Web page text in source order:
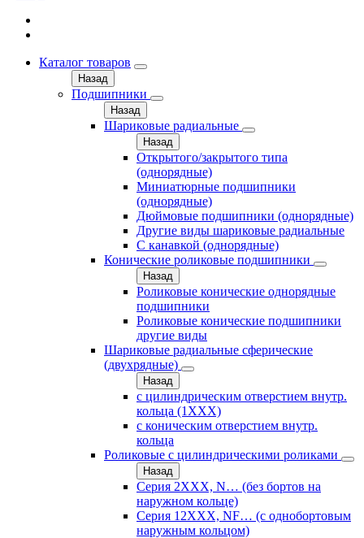
Каталог товаров
Назад
Подшипники
Назад
Шариковые радиальные
Назад
Открытого/закрытого типа
(однорядные)
Миниатюрные подшипники
(однорядные)
Дюймовые подшипники (однорядные)
Другие виды шариковые радиальные
С канавкой (однорядные)
Конические роликовые подшипники
Назад
Роликовые конические однорядные
подшипники
Роликовые конические подшипники
другие виды
Шариковые радиальные сферические
(двухрядные)
Назад
с цилиндрическим отверстием внутр.
кольца (1ХХХ)
с коническим отверстием внутр.
кольца
Роликовые с цилиндрическими роликами
Назад
Серия 2ХХХ, N… (без бортов на
наружном кольце)
Серия 12ХХХ, NF… (с однобортовым
наружным кольцом)